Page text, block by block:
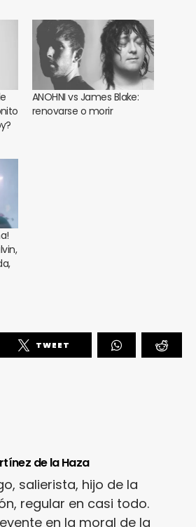
ANOHNI vs James Blake:
renovarse o morir
TWEET
de la Haza
salierista, hijo de la
regular en casi todo.
en la moral de la